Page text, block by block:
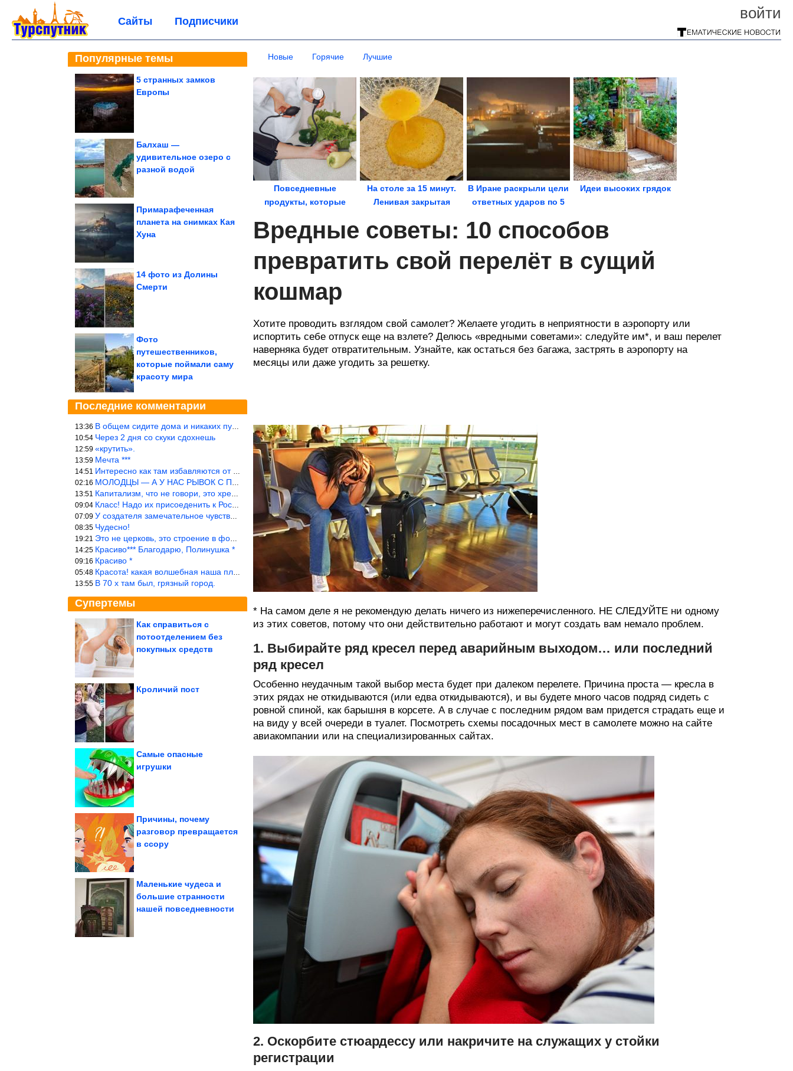
войти
Сайты Подписчики
Популярные темы
5 странных замков
Европы
Балхаш —
удивительное озеро с
разной водой
Примарафеченная
планета на снимках Кая
Хуна
14 фото из Долины
Смерти
Фото
путешественников,
которые поймали саму
красоту мира
Последние комментарии
13:36 В общем сидите дома и никаких путешествий А самая грязная в от
10:54 Через 2 дня со скуки сдохнешь
12:59 «крутить».
13:59 Мечта ***
14:51 Интересно как там избавляются от физиологических и прочих отходо
02:16 МОЛОДЦЫ — А У НАС РЫВОК С ПРОРЫВОМ В ТРУБУ
13:51 Капитализм, что не говори, это хреново (((
09:04 Класс! Надо их присоеденить к России!
07:09 У создателя замечательное чувство юмора! ))
08:35 Чудесно!
19:21 Это не церковь, это строение в форме церкви.
14:25 Красиво*** Благодарю, Полинушка *
09:16 Красиво *
05:48 Красота! какая волшебная наша планета!… еще-бы, мы понимали это…
13:55 В 70 х там был, грязный город.
Супертемы
Как справиться с
потоотделением без
покупных средств
Его всегда не хватает.
может ли...
Кроличий пост
Самые опасные
игрушки
Причины, почему
разговор превращается
в ссору
Очень красивые
Маленькие чудеса и
большие странности
нашей повседневности
продукты, которые
снижают давление
Новые Горячие Лучшие
Повседневные
продукты, которые
На столе за 15 минут.
Ленивая закрытая
В Иране раскрыли цели
ответных ударов по 5
Идеи высоких грядок
Вредные советы: 10 способов
превратить свой перелёт в сущий
кошмар
Хотите проводить взглядом свой самолет? Желаете угодить в неприятности в аэропорту или
испортить себе отпуск еще на взлете? Делюсь «вредными советами»: следуйте им*, и ваш перелет
наверняка будет отвратительным. Узнайте, как остаться без багажа, застрять в аэропорту на
месяцы или даже угодить за решетку.
* На самом деле я не рекомендую делать ничего из нижеперечисленного. НЕ СЛЕДУЙТЕ ни одному
из этих советов, потому что они действительно работают и могут создать вам немало проблем.
1. Выбирайте ряд кресел перед аварийным выходом… или последний
ряд кресел
Особенно неудачным такой выбор места будет при далеком перелете. Причина проста — кресла в
этих рядах не откидываются (или едва откидываются), и вы будете много часов подряд сидеть с
ровной спиной, как барышня в корсете. А в случае с последним рядом вам придется страдать еще и
на виду у всей очереди в туалет. Посмотреть схемы посадочных мест в самолете можно на сайте
авиакомпании или на специализированных сайтах.
2. Оскорбите стюардессу или накричите на служащих у стойки
регистрации